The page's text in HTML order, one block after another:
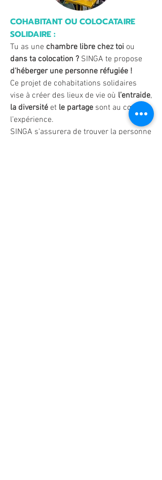
COHABITANT OU COLOCATAIRE
SOLIDAIRE :
​Tu as une chambre libre chez toi ou
dans ta colocation ? SINGA te propose
d'héberger une personne réfugiée !
Ce projet de cohabitations solidaires
vise à créer des lieux de vie où l’entraide,
la diversité et le partage sont au cœur de
l’expérience.
SINGA s'assurera de trouver la personne